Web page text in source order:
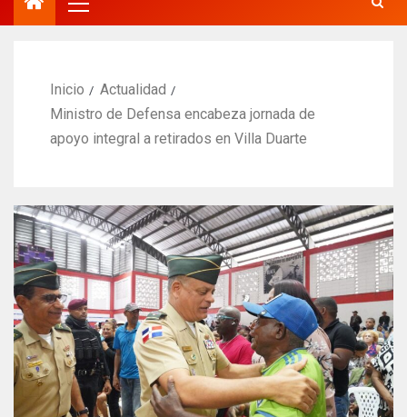
Inicio
Actualidad
Ministro de Defensa encabeza jornada de
apoyo integral a retirados en Villa Duarte